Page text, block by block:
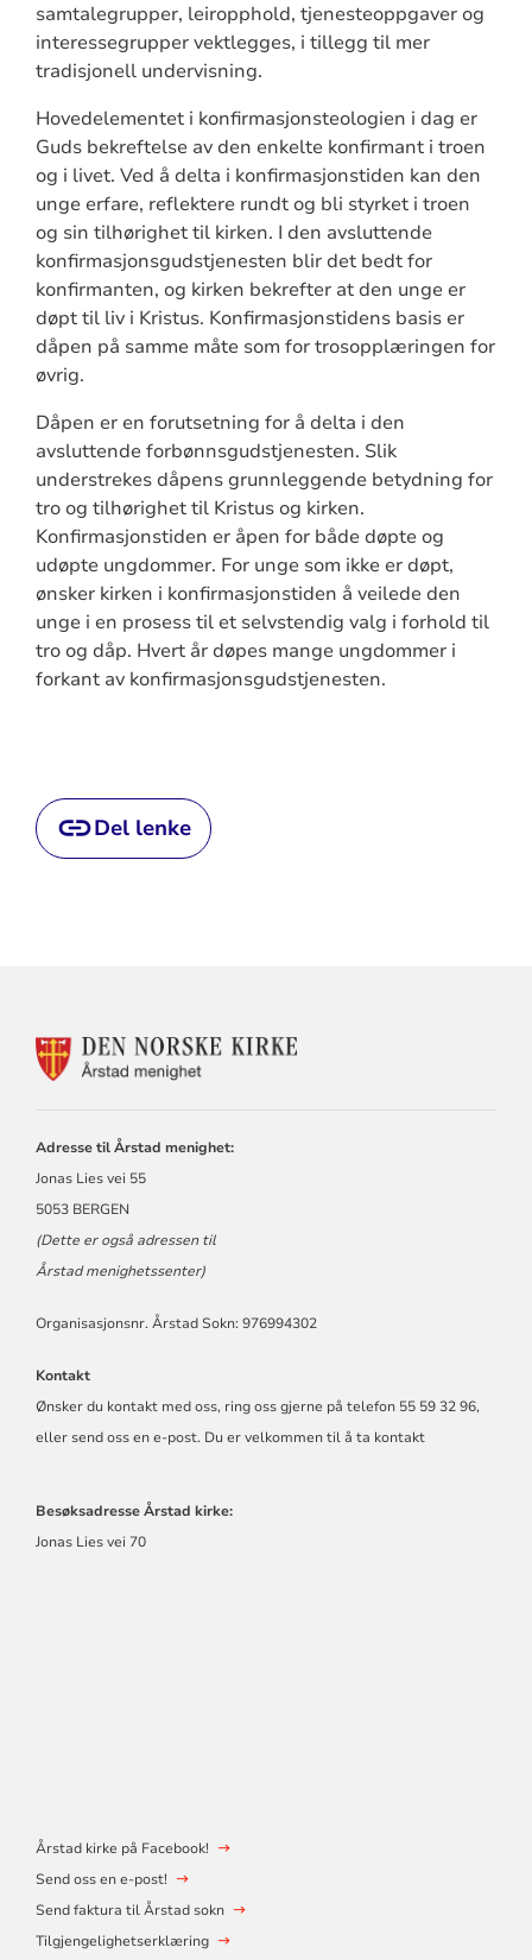
samtalegrupper, leiropphold, tjenesteoppgaver og
interessegrupper vektlegges, i tillegg til mer
tradisjonell undervisning.
Hovedelementet i konfirmasjonsteologien i dag er
Guds bekreftelse av den enkelte konfirmant i troen
og i livet. Ved å delta i konfirmasjonstiden kan den
unge erfare, reflektere rundt og bli styrket i troen
og sin tilhørighet til kirken. I den avsluttende
konfirmasjonsgudstjenesten blir det bedt for
konfirmanten, og kirken bekrefter at den unge er
døpt til liv i Kristus. Konfirmasjonstidens basis er
dåpen på samme måte som for trosopplæringen for
øvrig.
Dåpen er en forutsetning for å delta i den
avsluttende forbønnsgudstjenesten. Slik
understrekes dåpens grunnleggende betydning for
tro og tilhørighet til Kristus og kirken.
Konfirmasjonstiden er åpen for både døpte og
udøpte ungdommer. For unge som ikke er døpt,
ønsker kirken i konfirmasjonstiden å veilede den
unge i en prosess til et selvstendig valg i forhold til
tro og dåp. Hvert år døpes mange ungdommer i
forkant av konfirmasjonsgudstjenesten.
Del lenke
KONTAKTINFORMASJON
Adresse til Årstad menighet:
Jonas Lies vei 55
5053 BERGEN
(Dette er også adressen til
Årstad menighetssenter)
Organisasjonsnr. Årstad Sokn: 976994302
Kontakt
Ønsker du kontakt med oss, ring oss gjerne på telefon 55 59 32 96,
eller send oss en e-post. Du er velkommen til å ta kontakt
Besøksadresse Årstad kirke:
Jonas Lies vei 70
Årstad kirke på Facebook!
Send oss en e-post!
Send faktura til Årstad sokn
Tilgjengelighetserklæring